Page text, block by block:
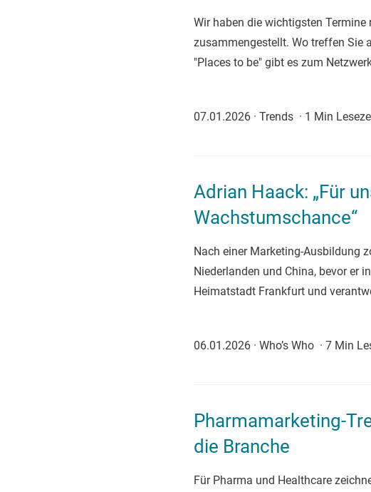
Wir haben die wichtigsten
zusammengestellt. Wo treffen Sie
"Places to be" gibt es zum
07.01.2026 · Trends · 1 Min
Adrian Haack: „Für
Wachstumschance“
Nach einer Marketing-Ausbildung
Niederlanden und China, bevor er
Heimatstadt Frankfurt und
06.01.2026 · Who’s Who · 7 Min
Pharmamarketing-
die Branche
Für Pharma und Healthcare